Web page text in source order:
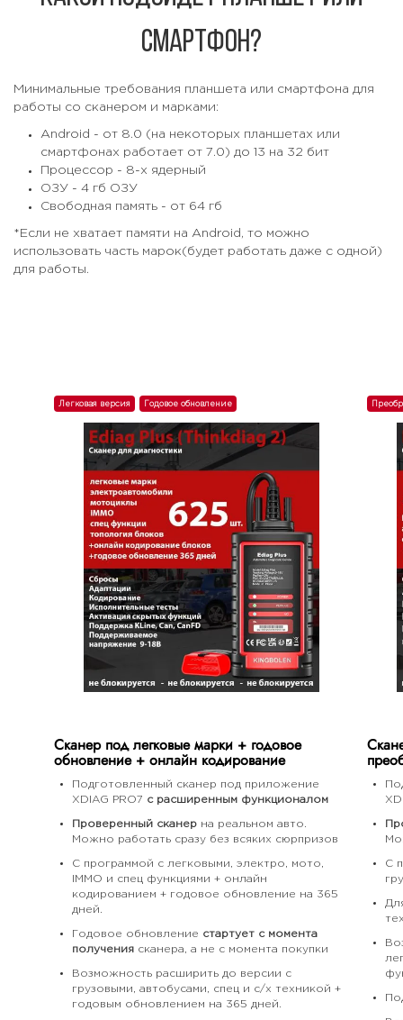
смартфон?
Минимальные требования планшета или смартфона для
работы со сканером и марками:
Android - от 8.0 (на некоторых планшетах или
смартфонах работает от 7.0) до 13 на 32 бит
Процессор - 8-х ядерный
ОЗУ - 4 гб ОЗУ
Свободная память - от 64 гб
*Если не хватает памяти на Android, то можно
использовать часть марок(будет работать даже с одной)
для работы.
Легковая версия Годовое обновление
Сканер под легковые марки + годовое
обновление + онлайн кодирование
Подготовленный сканер под приложение
XDIAG PRO7 с расширенным функционалом
Проверенный сканер на реальном авто.
Можно работать сразу без всяких сюрпризов
С программой с легковыми, электро, мото,
IMMO и спец функциями + онлайн
кодированием + годовое обновление на 365
дней.
Годовое обновление стартует с момента
получения сканера, а не с момента покупки
Возможность расширить до версии с
грузовыми, автобусами, спец и с/х техникой +
годовым обновлением на 365 дней.
С